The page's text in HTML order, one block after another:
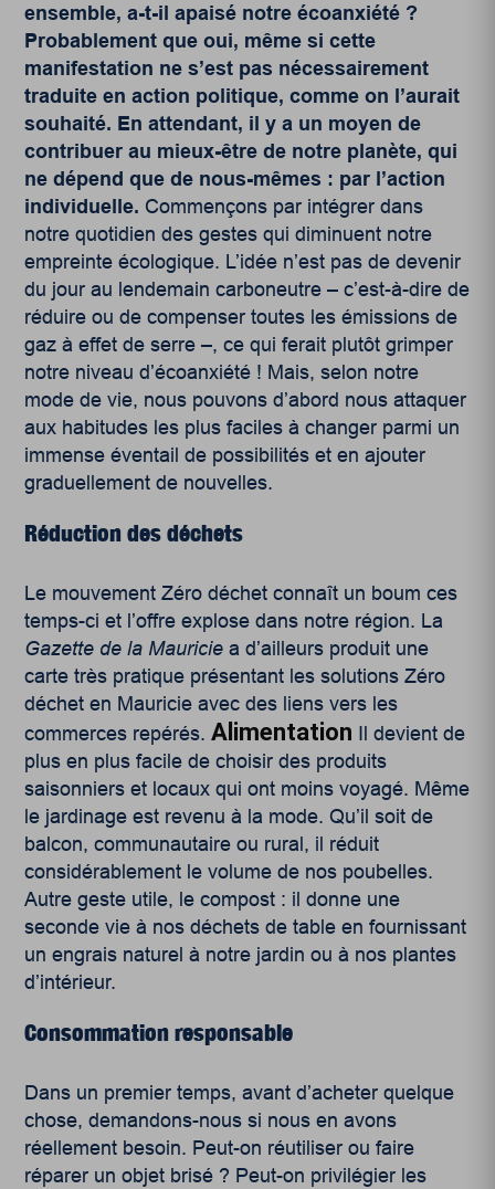
ensemble, a-t-il apaisé notre écoanxiété ?
Probablement que oui, même si cette
manifestation ne s’est pas nécessairement
traduite en action politique, comme on l’aurait
souhaité. En attendant, il y a un moyen de
contribuer au mieux-être de notre planète, qui
ne dépend que de nous-mêmes : par l’action
individuelle. Commençons par intégrer dans
notre quotidien des gestes qui diminuent notre
empreinte écologique. L’idée n’est pas de devenir
du jour au lendemain carboneutre – c’est-à-dire de
réduire ou de compenser toutes les émissions de
gaz à effet de serre –, ce qui ferait plutôt grimper
notre niveau d’écoanxiété ! Mais, selon notre
mode de vie, nous pouvons d’abord nous attaquer
aux habitudes les plus faciles à changer parmi un
immense éventail de possibilités et en ajouter
graduellement de nouvelles.
Réduction des déchets
Le mouvement Zéro déchet connaît un boum ces
temps-ci et l’offre explose dans notre région. La
Gazette de la Mauricie a d’ailleurs produit une
carte très pratique présentant les solutions Zéro
déchet en Mauricie avec des liens vers les
commerces repérés.Alimentation Il devient de
plus en plus facile de choisir des produits
saisonniers et locaux qui ont moins voyagé. Même
le jardinage est revenu à la mode. Qu’il soit de
balcon, communautaire ou rural, il réduit
considérablement le volume de nos poubelles.
Autre geste utile, le compost : il donne une
seconde vie à nos déchets de table en fournissant
un engrais naturel à notre jardin ou à nos plantes
d’intérieur.
Consommation responsable
Dans un premier temps, avant d’acheter quelque
chose, demandons-nous si nous en avons
réellement besoin. Peut-on réutiliser ou faire
réparer un objet brisé ? Peut-on privilégier les